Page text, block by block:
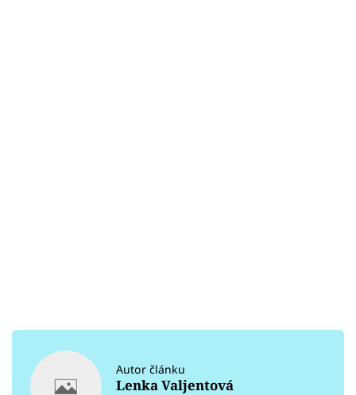
Autor článku
Lenka Valjentová